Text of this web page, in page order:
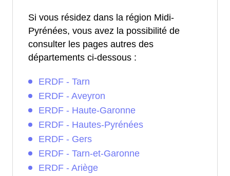
Si vous résidez dans la région Midi-
Pyrénées, vous avez la possibilité de
consulter les pages autres des
départements ci-dessous :
ERDF - Tarn
ERDF - Aveyron
ERDF - Haute-Garonne
ERDF - Hautes-Pyrénées
ERDF - Gers
ERDF - Tarn-et-Garonne
ERDF - Ariège